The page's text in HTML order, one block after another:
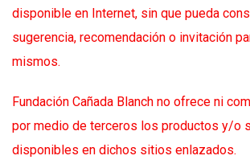
disponible en Internet, sin que pueda
sugerencia, recomendación o invitación
mismos.
Fundación Cañada Blanch no ofrece ni
por medio de terceros los productos y/o
disponibles en dichos sitios enlazados.